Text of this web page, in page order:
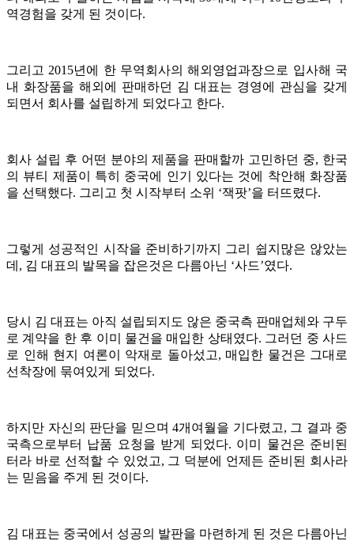
역경험을 갖게 된 것이다.
그리고 2015년에 한 무역회사의 해외영업과장으로 입사해 국
내 화장품을 해외에 판매하던 김 대표는 경영에 관심을 갖게
되면서 회사를 설립하게 되었다고 한다.
회사 설립 후 어떤 분야의 제품을 판매할까 고민하던 중, 한국
의 뷰티 제품이 특히 중국에 인기 있다는 것에 착안해 화장품
을 선택했다. 그리고 첫 시작부터 소위 ‘잭팟’을 터뜨렸다.
그렇게 성공적인 시작을 준비하기까지 그리 쉽지많은 않았는
데, 김 대표의 발목을 잡은것은 다름아닌 ‘사드’였다.
당시 김 대표는 아직 설립되지도 않은 중국측 판매업체와 구두
로 계약을 한 후 이미 물건을 매입한 상태였다. 그러던 중 사드
로 인해 현지 여론이 악재로 돌아섰고, 매입한 물건은 그대로
선착장에 묶여있게 되었다.
하지만 자신의 판단을 믿으며 4개여월을 기다렸고, 그 결과 중
국측으로부터 납품 요청을 받게 되었다. 이미 물건은 준비된
터라 바로 선적할 수 있었고, 그 덕분에 언제든 준비된 회사라
는 믿음을 주게 된 것이다.
김 대표는 중국에서 성공의 발판을 마련하게 된 것은 다름아닌